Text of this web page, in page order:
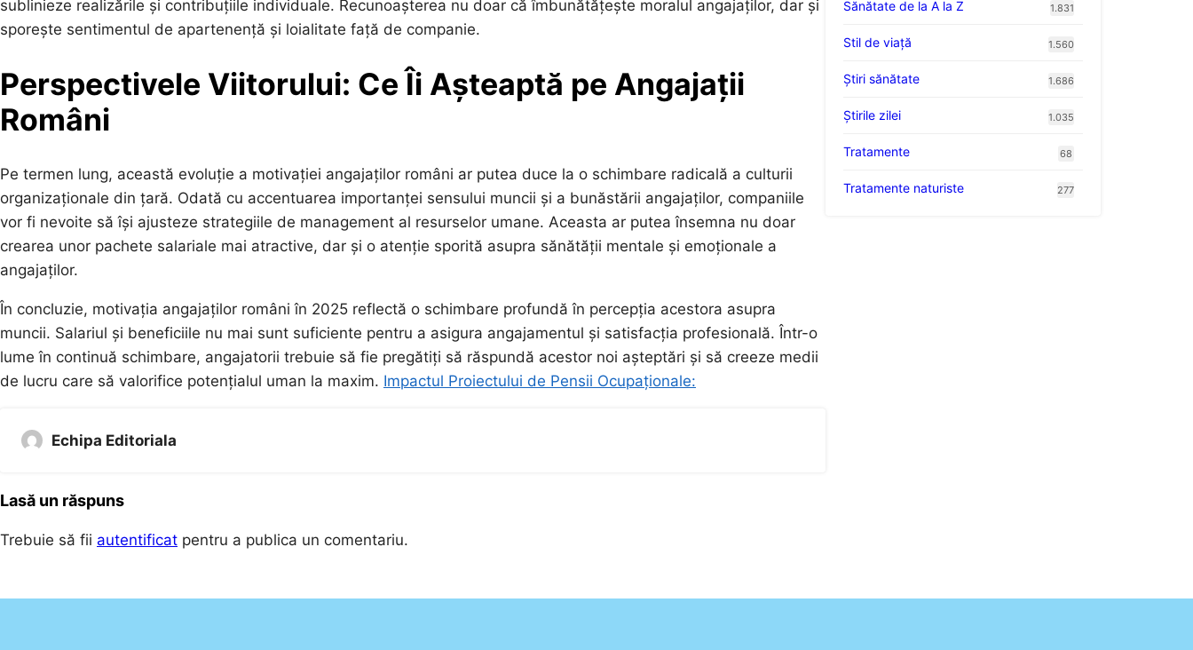
sublinieze realizările și contribuțiile individuale. Recunoașterea nu doar că îmbunătățește moralul angajaților, dar și
sporește sentimentul de apartenență și loialitate față de companie.
Perspectivele Viitorului: Ce Îi Așteaptă pe Angajații
Români
Pe termen lung, această evoluție a motivației angajaților români ar putea duce la o schimbare radicală a culturii
organizaționale din țară. Odată cu accentuarea importanței sensului muncii și a bunăstării angajaților, companiile
vor fi nevoite să își ajusteze strategiile de management al resurselor umane. Aceasta ar putea însemna nu doar
crearea unor pachete salariale mai atractive, dar și o atenție sporită asupra sănătății mentale și emoționale a
angajaților.
În concluzie, motivația angajaților români în 2025 reflectă o schimbare profundă în percepția acestora asupra
muncii. Salariul și beneficiile nu mai sunt suficiente pentru a asigura angajamentul și satisfacția profesională. Într-o
lume în continuă schimbare, angajatorii trebuie să fie pregătiți să răspundă acestor noi așteptări și să creeze medii
de lucru care să valorifice potențialul uman la maxim. Impactul Proiectului de Pensii Ocupaționale:
Echipa Editoriala
Lasă un răspuns
Trebuie să fii autentificat pentru a publica un comentariu.
Sănătate de la A la Z 1.831
Stil de viaţă 1.560
Ştiri sănătate 1.686
Știrile zilei 1.035
Tratamente 68
Tratamente naturiste 277